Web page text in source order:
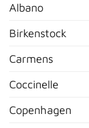
Albano
Birkenstock
Carmens
Coccinelle
Copenhagen